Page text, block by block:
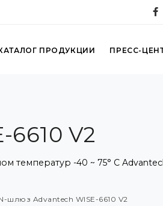
ПРОДУКЦИИ ПРЕСС-
V2
температур -40 ~ 75° C
шлюз Advantech WISE-6610 V2